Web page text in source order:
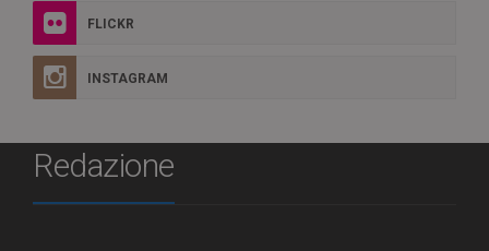
FLICKR
INSTAGRAM
Redazione